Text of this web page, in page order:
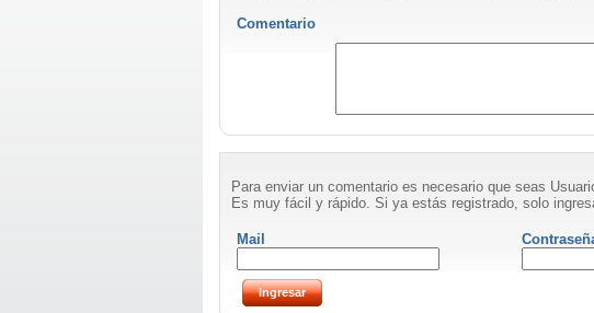
Comentario
Para enviar un comentario es necesario que seas
Es muy fácil y rápido. Si ya estás registrado, solo
Mail